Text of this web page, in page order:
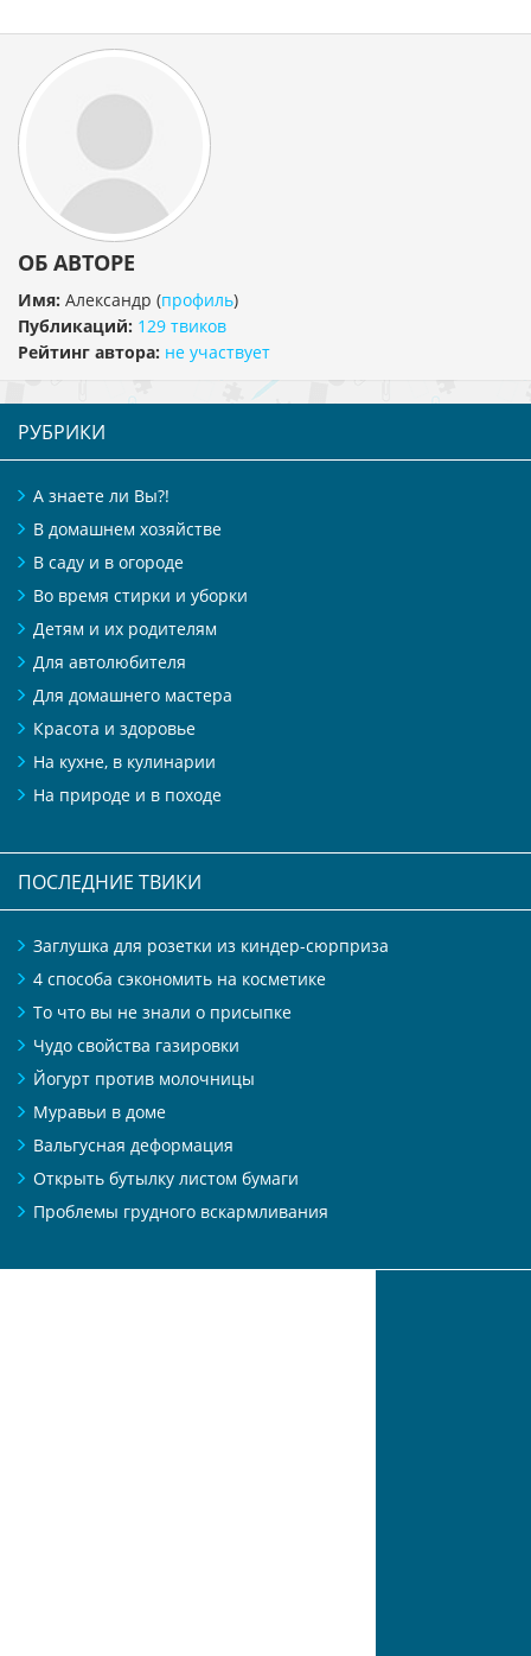
ОБ АВТОРЕ
Имя: Александр (профиль)
Публикаций: 129 твиков
Рейтинг автора: не участвует
РУБРИКИ
А знаете ли Вы?!
В домашнем хозяйстве
В саду и в огороде
Во время стирки и уборки
Детям и их родителям
Для автолюбителя
Для домашнего мастера
Красота и здоровье
На кухне, в кулинарии
На природе и в походе
ПОСЛЕДНИЕ ТВИКИ
Заглушка для розетки из киндер-сюрприза
4 способа сэкономить на косметике
То что вы не знали о присыпке
Чудо свойства газировки
Йогурт против молочницы
Муравьи в доме
Вальгусная деформация
Открыть бутылку листом бумаги
Проблемы грудного вскармливания